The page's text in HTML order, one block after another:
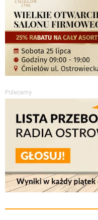
Polecamy